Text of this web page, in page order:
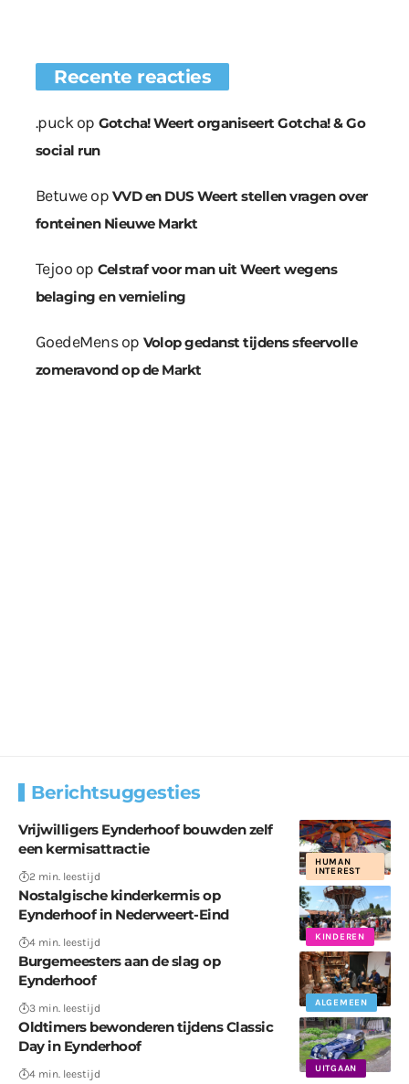
Recente reacties
.puckop Gotcha! Weert organiseert Gotcha! & Go
social run
Betuweop VVD en DUS Weert stellen vragen over
fonteinen Nieuwe Markt
Tejoo op Celstraf voor man uit Weert wegens
belaging en vernieling
GoedeMensop Volop gedanst tijdens sfeervolle
zomeravond op de Markt
Berichtsuggesties
HUMAN
INTEREST
Vrijwilligers Eynderhoof bouwden zelf
een kermisattractie
2 min. leestijd
KINDEREN
Nostalgische kinderkermis op
Eynderhoof in Nederweert-Eind
4 min. leestijd
ALGEMEEN
Burgemeesters aan de slag op
Eynderhoof
3 min. leestijd
UITGAAN
Oldtimers bewonderen tijdens Classic
Day in Eynderhoof
4 min. leestijd